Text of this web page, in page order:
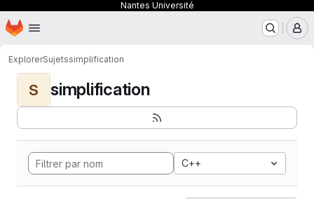
Nantes Université
Passer au contenu principal
Page d'accueil
ExplorerSujetssimplification
S simplification
C++